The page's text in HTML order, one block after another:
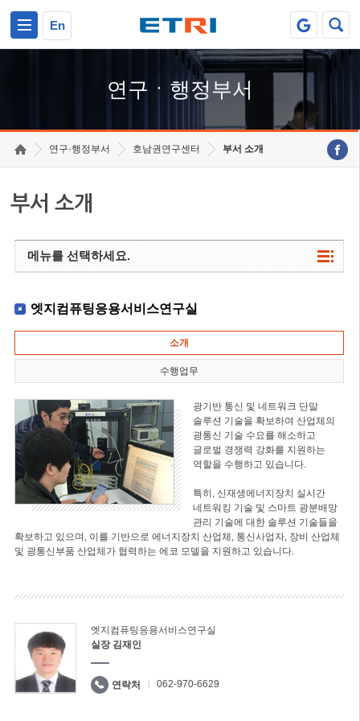
En
연구ㆍ행정부서
연구·행정부서 호남권연구센터 부서 소개
부서 소개
메뉴를 선택하세요.
엣지컴퓨팅응용서비스연구실
소개
수행업무
광기반 통신 및 네트워크 단말
솔루션 기술을 확보하여 산업체의
광통신 기술 수요를 해소하고
글로벌 경쟁력 강화를 지원하는
역할을 수행하고 있습니다.
특히, 신재생에너지장치 실시간
네트워킹 기술 및 스마트 광분배망
관리 기술에 대한 솔루션 기술들을
확보하고 있으며, 이를 기반으로 에너지장치 산업체, 통신사업자, 장비 산업체
및 광통신부품 산업체가 협력하는 에코 모델을 지원하고 있습니다.
엣지컴퓨팅응용서비스연구실
실장 김재인
연락처 062-970-6629